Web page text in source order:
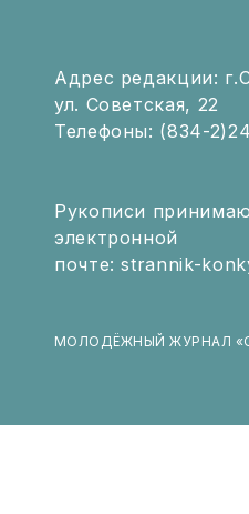
Адрес редакции:
ул. Советская, 22
Телефоны: (834-
Рукописи
электронной
почте: strannik-
МОЛОДЁЖНЫЙ ЖУРНАЛ